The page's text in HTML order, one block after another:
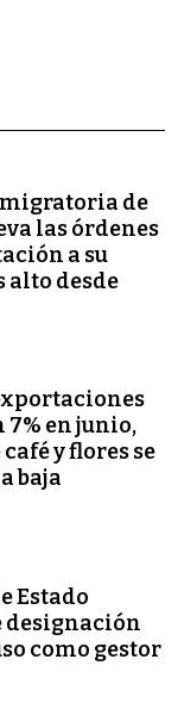
de
las órdenes
a su
alto desde
en junio,
y flores se
baja
Estado
designación
como gestor